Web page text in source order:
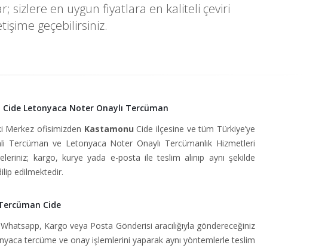
sizlere en uygun fiyatlara en kaliteli çeviri
geçebilirsiniz.
Letonyaca Noter Onaylı Tercüman
Merkez ofisimizden Kastamonu Cide ilçesine ve tüm Türkiye’ye
Tercüman ve Letonyaca Noter Onaylı Tercümanlık Hizmetleri
kargo, kurye yada e-posta ile teslim alınıp aynı şekilde
edilmektedir.
Cide
Kargo veya Posta Gönderisi aracılığıyla göndereceğiniz
tercüme ve onay işlemlerini yaparak aynı yöntemlerle teslim